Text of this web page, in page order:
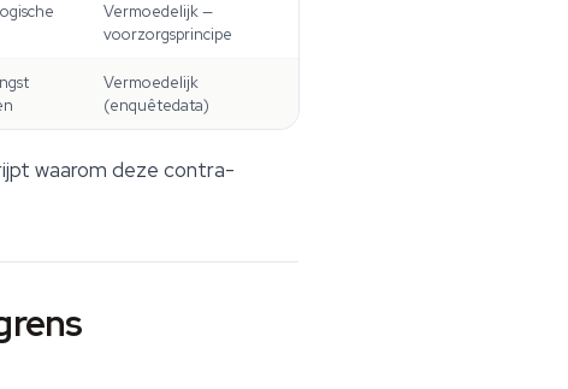
Vermoedelijk —
voorzorgsprincipe
Vermoedelijk
(enquêtedata)
waarom deze contra-